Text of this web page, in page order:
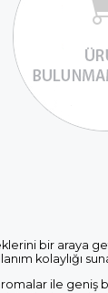
bir
kolaylığı
ile geniş